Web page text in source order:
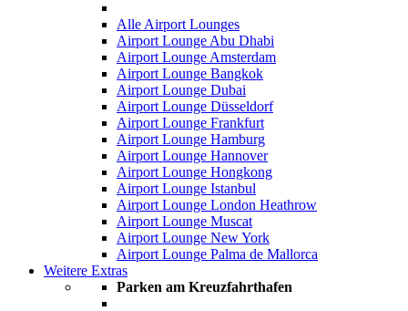
Alle Airport Lounges
Airport Lounge Abu Dhabi
Airport Lounge Amsterdam
Airport Lounge Bangkok
Airport Lounge Dubai
Airport Lounge Düsseldorf
Airport Lounge Frankfurt
Airport Lounge Hamburg
Airport Lounge Hannover
Airport Lounge Hongkong
Airport Lounge Istanbul
Airport Lounge London Heathrow
Airport Lounge Muscat
Airport Lounge New York
Airport Lounge Palma de Mallorca
Weitere Extras
Parken am Kreuzfahrthafen